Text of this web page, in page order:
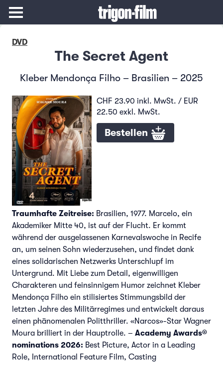
DVD
The Secret Agent
Kleber Mendonça Filho – Brasilien – 2025
CHF 23.90 inkl. MwSt. / EUR
22.50 exkl. MwSt.
Bestellen
Traumhafte Zeitreise: Brasilien, 1977. Marcelo, ein
Akademiker Mitte 40, ist auf der Flucht. Er kommt
während der ausgelassenen Karnevalswoche in Recife
an, um seinen Sohn wiederzusehen, und findet dank
eines solidarischen Netzwerks Unterschlupf im
Untergrund. Mit Liebe zum Detail, eigenwilligen
Charakteren und feinsinnigem Humor zeichnet Kleber
Mendonça Filho ein stilisiertes Stimmungsbild der
letzten Jahre des Militärregimes und entwickelt daraus
einen phänomenalen Politthriller. «Narcos»-Star Wagner
Moura brilliert in der Hauptrolle. – Academy Awards®
nominations 2026: Best Picture, Actor in a Leading
Role, International Feature Film, Casting